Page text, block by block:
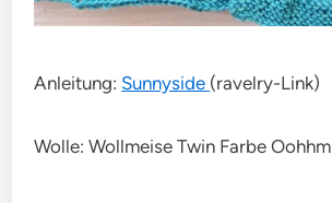
Anleitung: Sunnyside (ravelry-Link)
Wolle: Wollmeise Twin Farbe Oohhm